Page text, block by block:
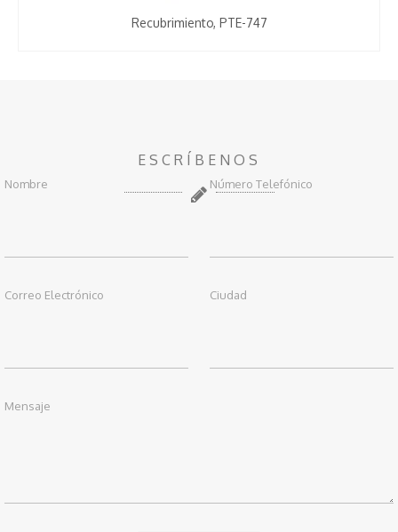
Recubrimiento, PTE-747
ESCRÍBENOS
Nombre
Correo Electrónico
Número Telefónico
Ciudad
Mensaje